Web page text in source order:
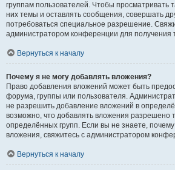
группам пользователей. Чтобы просматривать
них темы и оставлять сообщения, совершать
потребоваться специальное разрешение.
администратором конференции для получения
Вернуться к началу
Почему я не могу добавлять вложения?
Право добавления вложений может быть
форума, группы или пользователя.
не разрешить добавление вложений в
возможно, что добавлять вложения разрешено
определённых групп. Если вы не знаете,
вложения, свяжитесь с администратором
Вернуться к началу